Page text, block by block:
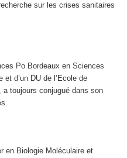
sur les crises sanitaires
Po Bordeaux en Sciences
d’un DU de l’Ecole de
a toujours conjugué dans son
en Biologie Moléculaire et